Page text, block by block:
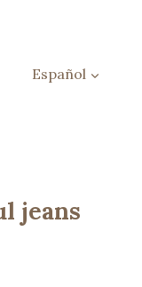
Español
jeans